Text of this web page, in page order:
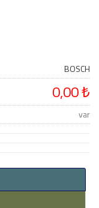
BOSCH
0,00 ₺
var